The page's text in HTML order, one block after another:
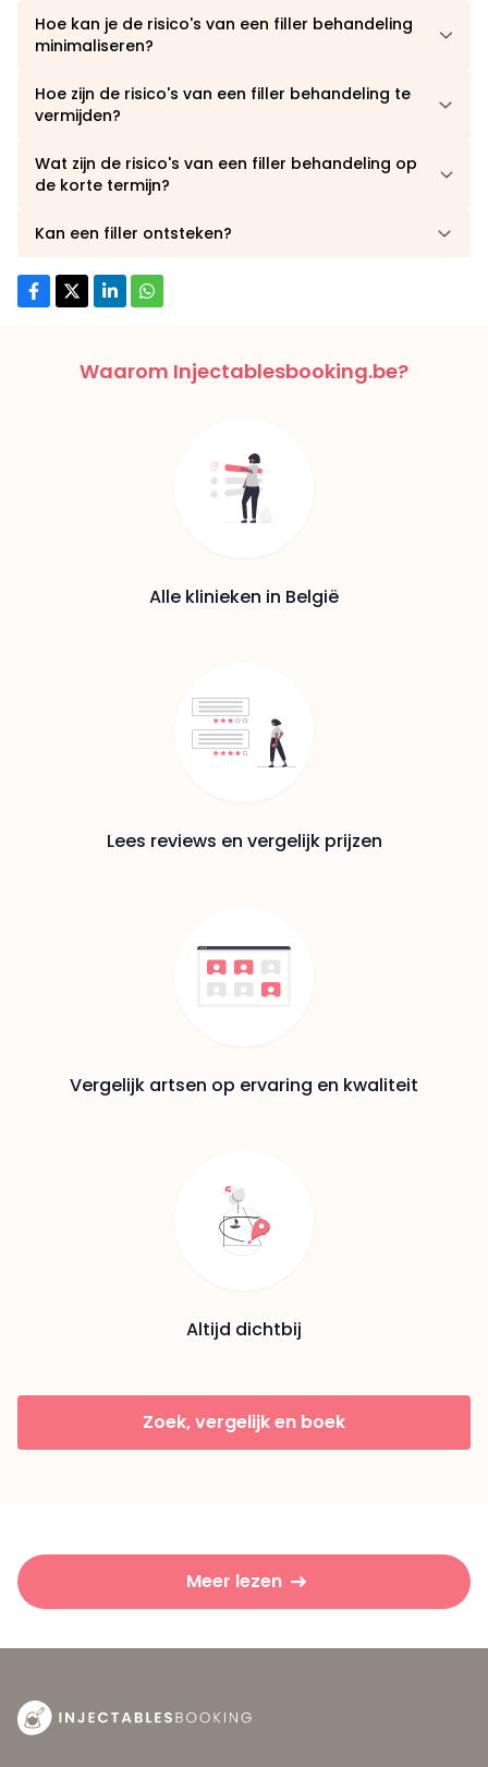
Hoe kan je de risico's van een filler behandeling
minimaliseren?
Hoe zijn de risico's van een filler behandeling te
vermijden?
Wat zijn de risico's van een filler behandeling op
de korte termijn?
Kan een filler ontsteken?
Waarom Injectablesbooking.be?
Alle klinieken in België
Lees reviews en vergelijk prijzen
Vergelijk artsen op ervaring en kwaliteit
Altijd dichtbij
Zoek, vergelijk en boek
Meer lezen